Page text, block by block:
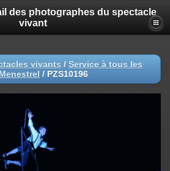
des photographes du spectacle
vivant
vivants / Service à tous les
/ PZS10196